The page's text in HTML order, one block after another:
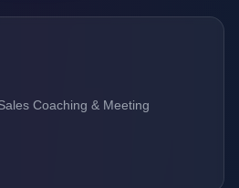
Coaching & Meeting